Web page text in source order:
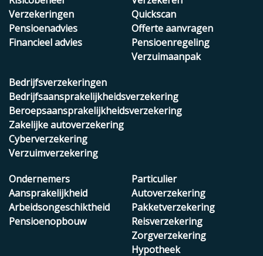
Verzekeringen
Pensioenadvies
Financieel advies
Quickscan
Offerte aanvragen
Pensioenregeling
Verzuimaanpak
Bedrijfsverzekeringen
Bedrijfsaansprakelijkheidsverzekering
Beroepsaansprakelijkheidsverzekering
Zakelijke autoverzekering
Cyberverzekering
Verzuimverzekering
Ondernemers
Aansprakelijkheid
Arbeidsongeschiktheid
Pensioenopbouw
Particulier
Autoverzekering
Pakketverzekering
Reisverzekering
Zorgverzekering
Hypotheek